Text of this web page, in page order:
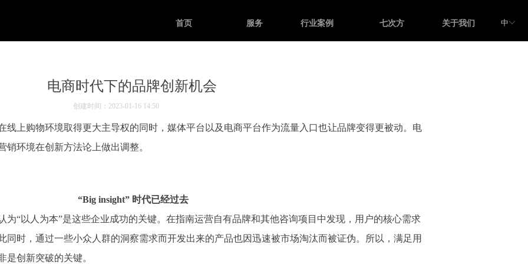
首页 服务 行业案例 七次方 关于我们 ꀅ
中
电商时代下的品牌创新机会
线上购物环境取得更大主导权的同时，媒体平台以及电商平台作为流量入口也让品牌变得更被动。电
环境在创新方法论上做出调整。
“Big insight” 时代已经过去
为“以人为本”是这些企业成功的关键。在指南运营自有品牌和其他咨询项目中发现，用户的核心需求
同时，通过一些小众人群的洞察需求而开发出来的产品也因迅速被市场淘汰而被证伪。所以，满足用
是创新突破的关键。
创建时间： 2023-01-16 14:50